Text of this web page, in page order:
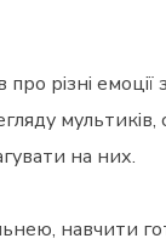
різні емоції
мультиків,
на них.
навчити